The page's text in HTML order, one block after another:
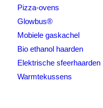
Pizza-ovens
Glowbus®
Mobiele gaskachel
Bio ethanol haarden
Elektrische sfeerhaarden
Warmtekussens